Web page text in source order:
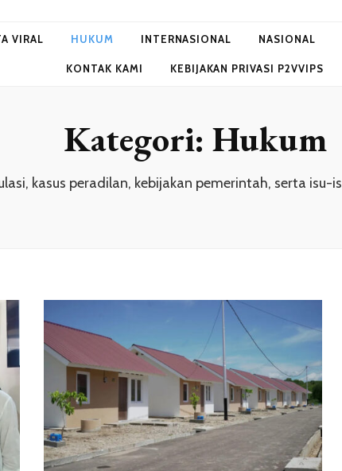
VIRAL HUKUM INTERNASIONAL NASIONAL
KONTAK KAMI KEBIJAKAN PRIVASI P2VVIPS
Kategori: Hukum
kasus peradilan, kebijakan pemerintah, serta